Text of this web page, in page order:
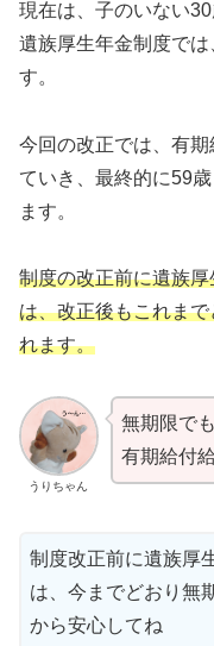
現在は、子のいない
遺族厚生年金制度で
す。
今回の改正では、有
ていき、最終的に59
ます。
制度の改正前に遺族
は、改正後もこれまで
れます。
うりちゃん
無期限で
有期給付
制度改正前に遺族厚
は、今までどおり無
から安心してね